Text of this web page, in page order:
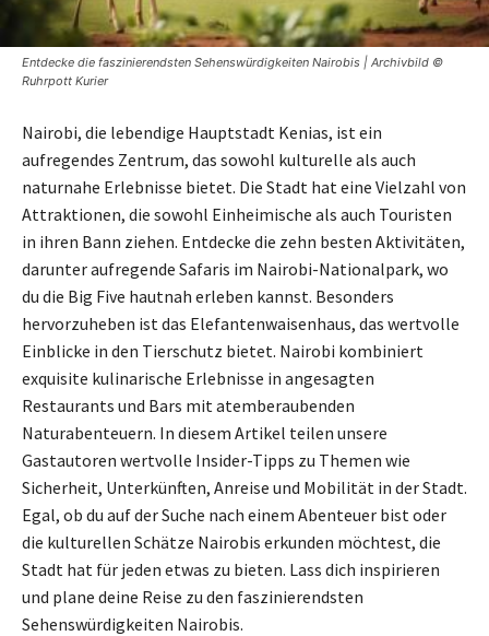
Entdecke die faszinierendsten Sehenswürdigkeiten Nairobis | Archivbild ©
Ruhrpott Kurier
Nairobi, die lebendige Hauptstadt Kenias, ist ein
aufregendes Zentrum, das sowohl kulturelle als auch
naturnahe Erlebnisse bietet. Die Stadt hat eine Vielzahl von
Attraktionen, die sowohl Einheimische als auch Touristen
in ihren Bann ziehen. Entdecke die zehn besten Aktivitäten,
darunter aufregende Safaris im Nairobi-Nationalpark, wo
du die Big Five hautnah erleben kannst. Besonders
hervorzuheben ist das Elefantenwaisenhaus, das wertvolle
Einblicke in den Tierschutz bietet. Nairobi kombiniert
exquisite kulinarische Erlebnisse in angesagten
Restaurants und Bars mit atemberaubenden
Naturabenteuern. In diesem Artikel teilen unsere
Gastautoren wertvolle Insider-Tipps zu Themen wie
Sicherheit, Unterkünften, Anreise und Mobilität in der Stadt.
Egal, ob du auf der Suche nach einem Abenteuer bist oder
die kulturellen Schätze Nairobis erkunden möchtest, die
Stadt hat für jeden etwas zu bieten. Lass dich inspirieren
und plane deine Reise zu den faszinierendsten
Sehenswürdigkeiten Nairobis.